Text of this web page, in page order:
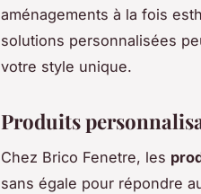
aménagements à la fois
solutions personnalisées
votre style unique.
Produits
Chez Brico Fenetre, les
sans égale pour répondre